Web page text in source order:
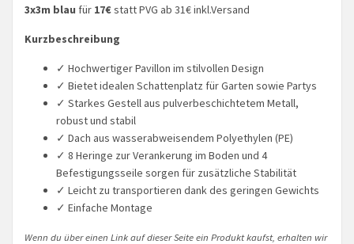
3x3m blau für 17€statt PVG ab 31€ inkl.Versand
Kurzbeschreibung
✓ Hochwertiger Pavillon im stilvollen Design
✓ Bietet idealen Schattenplatz für Garten sowie Partys
✓ Starkes Gestell aus pulverbeschichtetem Metall,
robust und stabil
✓ Dach aus wasserabweisendem Polyethylen (PE)
✓ 8 Heringe zur Verankerung im Boden und 4
Befestigungsseile sorgen für zusätzliche Stabilität
✓ Leicht zu transportieren dank des geringen Gewichts
✓ Einfache Montage
Wenn du über einen Link auf dieser Seite ein Produkt kaufst, erhalten wir